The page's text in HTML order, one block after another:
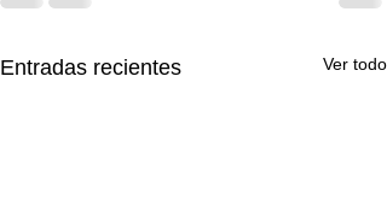
Entradas recientes Ver todo